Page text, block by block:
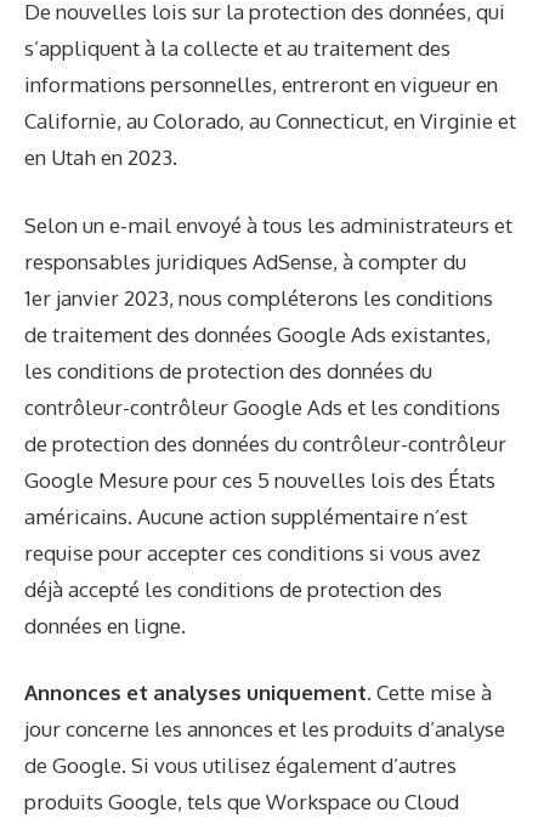
De nouvelles lois sur la protection des données, qui
s’appliquent à la collecte et au traitement des
informations personnelles, entreront en vigueur en
Californie, au Colorado, au Connecticut, en Virginie et
en Utah en 2023.
Selon un e-mail envoyé à tous les administrateurs et
responsables juridiques AdSense, à compter du
1er janvier 2023, nous compléterons les conditions
de traitement des données Google Ads existantes,
les conditions de protection des données du
contrôleur-contrôleur Google Ads et les conditions
de protection des données du contrôleur-contrôleur
Google Mesure pour ces 5 nouvelles lois des États
américains. Aucune action supplémentaire n’est
requise pour accepter ces conditions si vous avez
déjà accepté les conditions de protection des
données en ligne.
Annonces et analyses uniquement. Cette mise à
jour concerne les annonces et les produits d’analyse
de Google. Si vous utilisez également d’autres
produits Google, tels que Workspace ou Cloud